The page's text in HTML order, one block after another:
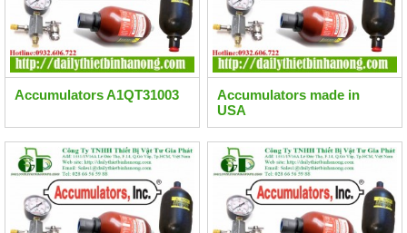
Accumulators A1QT31003
Accumulators made in
USA